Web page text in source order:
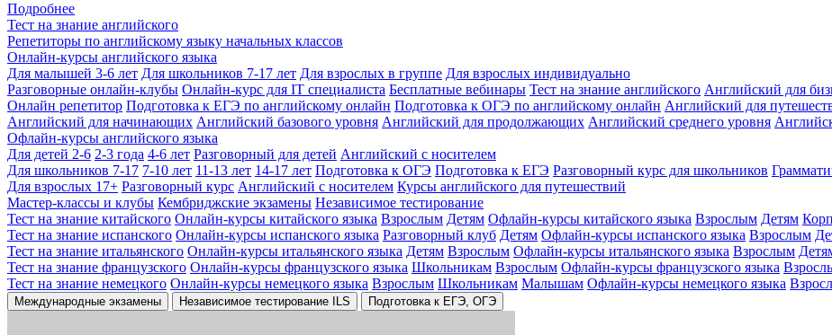
Подробнее
Тест на знание английского
Репетиторы по английскому языку начальных классов
Онлайн-курсы английского языка
Для малышей 3-6 лет Для школьников 7-17 лет Для взрослых в группе Для взрослых индивидуально
Разговорные онлайн-клубы Онлайн-курс для IT специалиста Бесплатные вебинары Тест на знание английского Английский для
Онлайн репетитор Подготовка к ЕГЭ по английскому онлайн Подготовка к ОГЭ по английскому онлайн Английский для
Английский для начинающих Английский базового уровня Английский для продолжающих Английский среднего уровня
Офлайн-курсы английского языка
Для детей 2-6 2-3 года 4-6 лет Разговорный для детей Английский с носителем
Для школьников 7-17 7-10 лет 11-13 лет 14-17 лет Подготовка к ОГЭ Подготовка к ЕГЭ Разговорный курс для школьников
Для взрослых 17+ Разговорный курс Английский с носителем Курсы английского для путешествий
Мастер-классы и клубы Кембриджские экзамены Независимое тестирование
Тест на знание китайского Онлайн-курсы китайского языка Взрослым Детям Офлайн-курсы китайского языка Взрослым Детям
Тест на знание испанского Онлайн-курсы испанского языка Разговорный клуб Детям Офлайн-курсы испанского языка Взрослым
Тест на знание итальянского Онлайн-курсы итальянского языка Детям Взрослым Офлайн-курсы итальянского языка Взрослым
Тест на знание французского Онлайн-курсы французского языка Школьникам Взрослым Офлайн-курсы французского языка
Тест на знание немецкого Онлайн-курсы немецкого языка Взрослым Школьникам Малышам Офлайн-курсы немецкого языка
Международные экзамены Независимое тестирование ILS Подготовка к ЕГЭ, ОГЭ